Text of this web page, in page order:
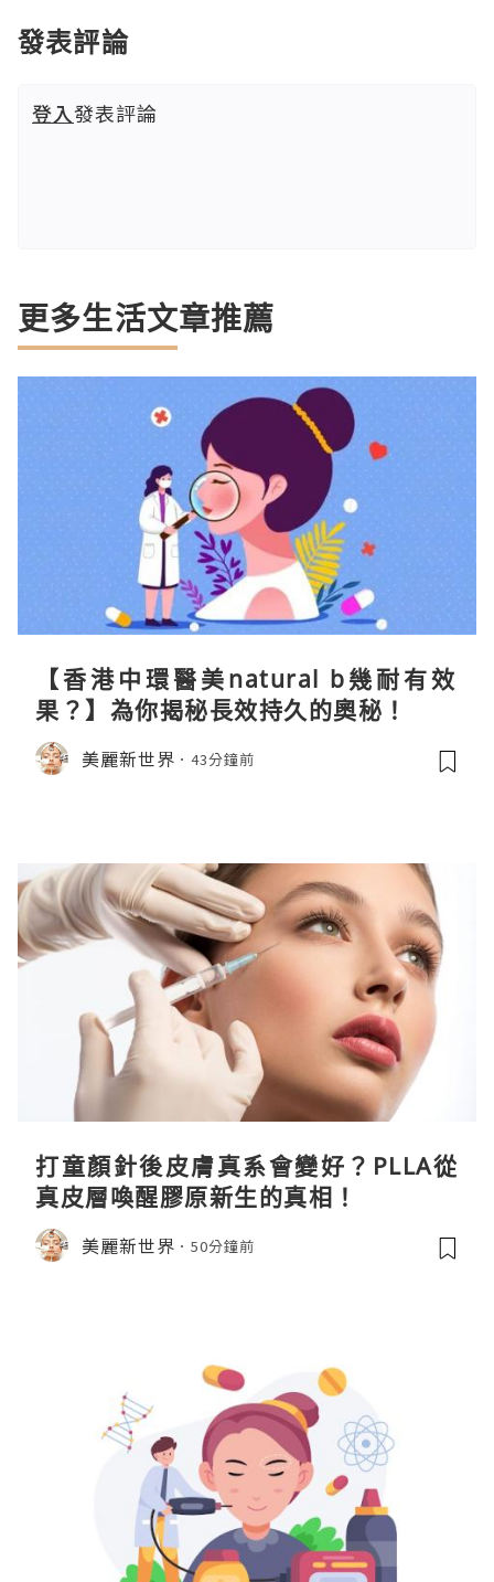
發表評論
登入發表評論
更多生活文章推薦
【香港中環醫美natural b幾耐有效
果？】為你揭秘長效持久的奧秘！
美麗新世界 43分鐘前
打童顏針後皮膚真系會變好？PLLA從
真皮層喚醒膠原新生的真相！
美麗新世界 50分鐘前